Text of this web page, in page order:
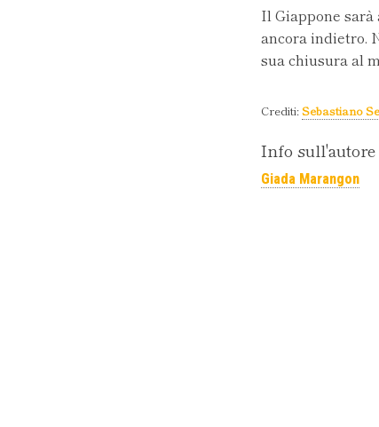
Il Giappone
ancora indietro.
sua chiusura al
Crediti:Sebastiano
Info sull'autore
Giada Marangon